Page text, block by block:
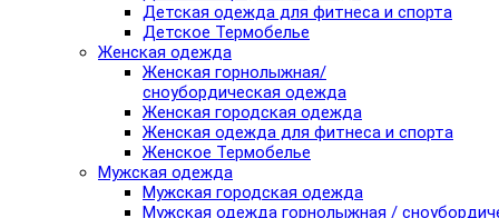
Детская одежда для фитнеса и спорта
Детское Термобелье
Женская одежда
Женская горнолыжная/
сноубордическая одежда
Женская городская одежда
Женская одежда для фитнеса и спорта
Женское Термобелье
Мужская одежда
Мужская городская одежда
Мужская одежда горнолыжная /